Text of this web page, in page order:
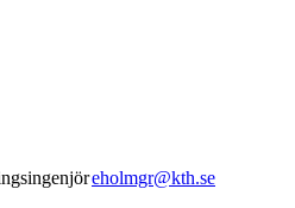
eholmgr@kth.se